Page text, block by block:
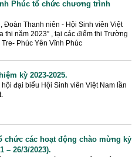
Phúc tổ chức chương trình
Đoàn Thanh niên - Hội Sinh viên Việt
năm 2023” , tại các điểm thi Trường
Phúc Yên Vĩnh Phúc
kỳ 2023-2025.
đại biểu Hội Sinh viên Việt Nam lần
chức các hoạt động chào mừng kỷ
– 26/3/2023).